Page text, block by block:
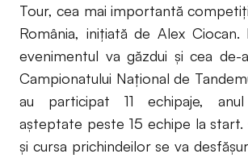
Tour, cea mai importantă
România, inițiată de Alex Ciocan.
evenimentul va găzdui și cea de-
Campionatului Naţional de
au participat 11 echipaje,
așteptate peste 15 echipe la start.
și cursa prichindeilor se va